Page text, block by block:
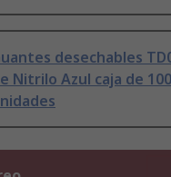
desechables
Nitrilo Azul caja de 100